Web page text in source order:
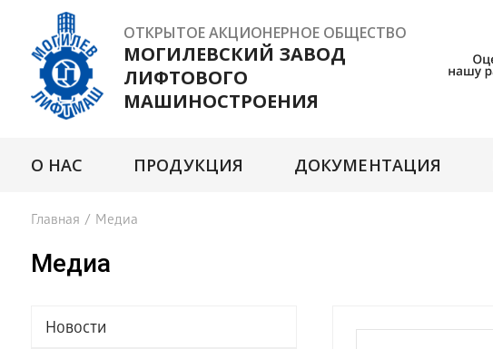
ОТКРЫТОЕ АКЦИОНЕРНОЕ ОБЩЕСТВО
МОГИЛЕВСКИЙ ЗАВОД
ЛИФТОВОГО
МАШИНОСТРОЕНИЯ
О НАС ПРОДУКЦИЯ ДОКУМЕНТАЦИЯ
Главная / Медиа
Медиа
Новости